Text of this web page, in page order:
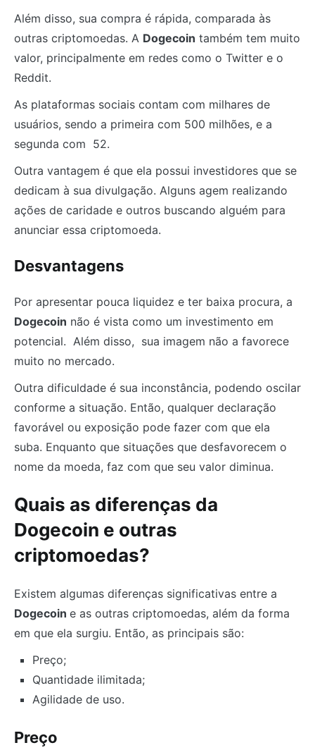
Além disso, sua compra é rápida, comparada às
outras criptomoedas. A Dogecoin também tem muito
valor, principalmente em redes como o Twitter e o
Reddit.
As plataformas sociais contam com milhares de
usuários, sendo a primeira com 500 milhões, e a
segunda com 52.
Outra vantagem é que ela possui investidores que se
dedicam à sua divulgação. Alguns agem realizando
ações de caridade e outros buscando alguém para
anunciar essa criptomoeda.
Desvantagens
Por apresentar pouca liquidez e ter baixa procura, a
Dogecoin não é vista como um investimento em
potencial. Além disso, sua imagem não a favorece
muito no mercado.
Outra dificuldade é sua inconstância, podendo oscilar
conforme a situação. Então, qualquer declaração
favorável ou exposição pode fazer com que ela
suba. Enquanto que situações que desfavorecem o
nome da moeda, faz com que seu valor diminua.
Quais as diferenças da
Dogecoin e outras
criptomoedas?
Existem algumas diferenças significativas entre a
Dogecoin e as outras criptomoedas, além da forma
em que ela surgiu. Então, as principais são:
Preço;
Quantidade ilimitada;
Agilidade de uso.
Preço